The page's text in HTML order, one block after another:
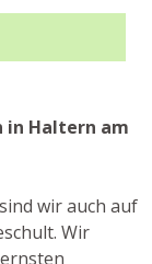
in Haltern am
wir auch auf
Wir